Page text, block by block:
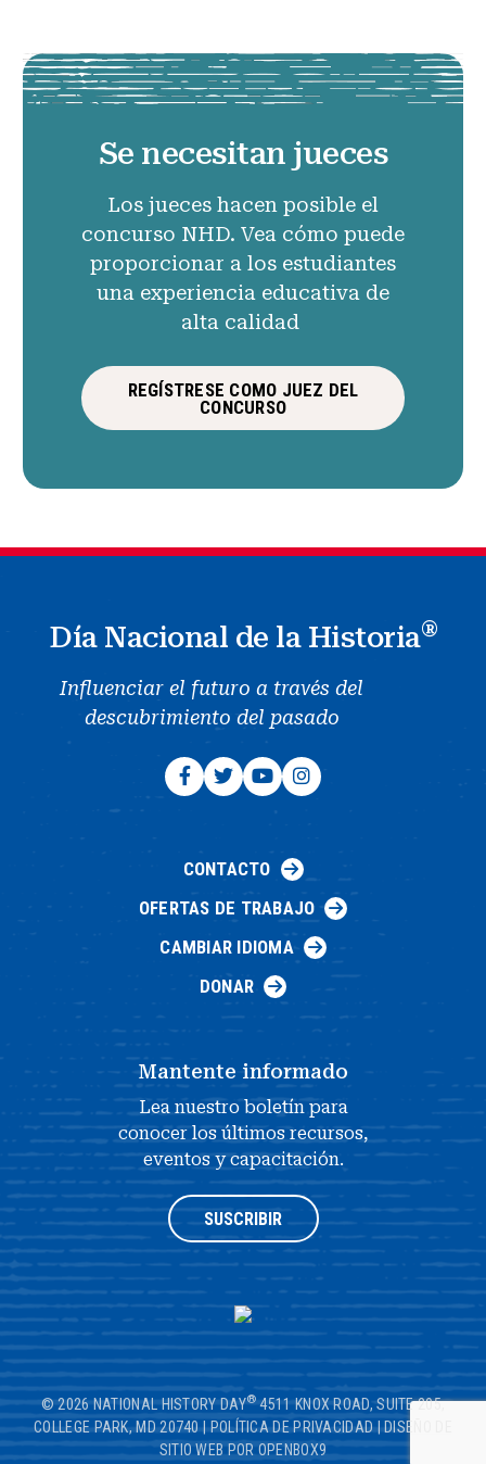
Se necesitan jueces
Los jueces hacen posible el
concurso NHD. Vea cómo puede
proporcionar a los estudiantes
una experiencia educativa de
alta calidad
REGÍSTRESE COMO JUEZ DEL
CONCURSO
Día Nacional de la Historia®
Influenciar el futuro a través del
descubrimiento del pasado
CONTACTO
OFERTAS DE TRABAJO
CAMBIAR IDIOMA
DONAR
Mantente informado
Lea nuestro boletín para
conocer los últimos recursos,
eventos y capacitación.
SUSCRIBIR
© 2026 NATIONAL HISTORY DAY® 4511 KNOX ROAD, SUITE 205,
COLLEGE PARK, MD 20740|POLÍTICA DE PRIVACIDAD|DISEÑO DE
SITIO WEB POR OPENBOX9